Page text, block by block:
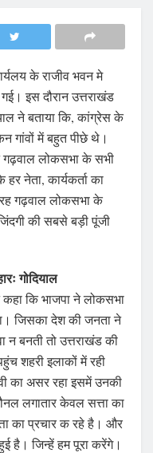
के राजीव भवन मे
इस दौरान उत्तराखंड
ने बताया कि, कांग्रेस के
गांवों में बहुत पीछे थे।
गढ़वाल लोकसभा के सभी
नेता, कार्यकर्ता का
गढ़वाल लोकसभा के
की सबसे बड़ी पूंजी
गोदियाल
कहा कि भाजपा ने लोकसभा
जिसका देश की जनता ने
न बनती तो उत्तराखंड की
शहरी इलाकों में रही
का असर रहा इसमें उनकी
लगातार केवल सत्ता का
का प्रचार क रहे है। और
है। जिन्हें हम पूरा करेंगे।